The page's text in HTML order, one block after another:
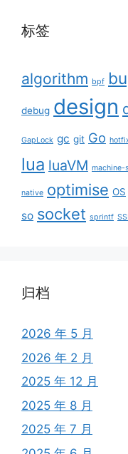
标签
algorithm bpf
debug design
GapLock gc git Go
lua luaVM machine-
native optimise OS
so socket sprintf
归档
2026 年 5 月
2026 年 2 月
2025 年 12 月
2025 年 8 月
2025 年 7 月